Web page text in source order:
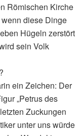
Römischen Kirche
diese Dinge
Hügeln zerstört
sein Volk
ein Zeichen: Der
„Petrus des
Zuckungen
unter uns würde